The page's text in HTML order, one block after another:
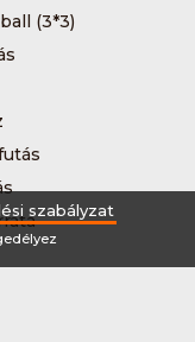
(3*3)
szabályzat